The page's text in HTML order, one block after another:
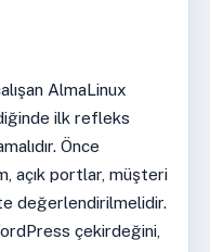
AlmaLinux
ilk refleks
Önce
açık portlar, müşteri
değerlendirilmelidir.
çekirdeğini,